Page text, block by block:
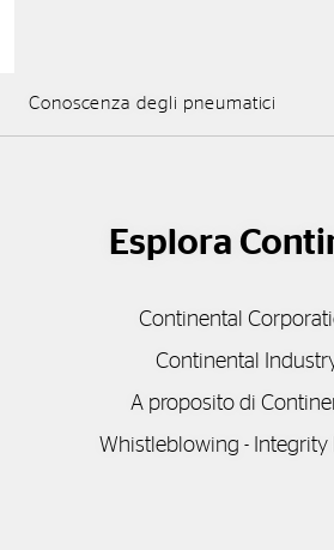
Conoscenza degli pneumatici
Esplora
Continental
Continental
A proposito di
Whistleblowing - Integrity